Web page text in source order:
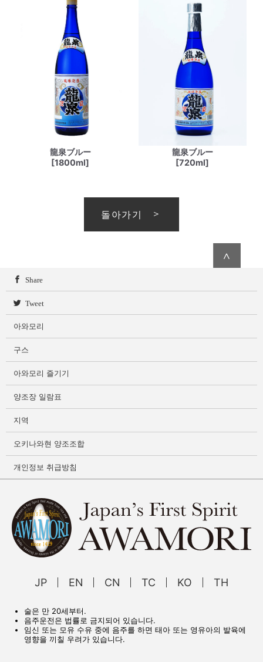
龍泉ブルー
[1800ml]
龍泉ブルー
[720ml]
돌아가기
∧
Share
Tweet
아와모리
구스
아와모리 즐기기
양조장 일람표
지역
오키나와현 양조조합
개인정보 취급방침
JP EN CN TC KO TH
술은 만 20세부터.
음주운전은 법률로 금지되어 있습니다.
임신 또는 모유 수유 중에 음주를 하면 태아 또는 영유아의 발육에
영향을 끼칠 우려가 있습니다.